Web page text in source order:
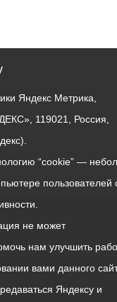
Яндекс Метрика,
119021, Россия,
“cookie” —
пользователей
не может
нам улучшить
вами данного
Яндексу и